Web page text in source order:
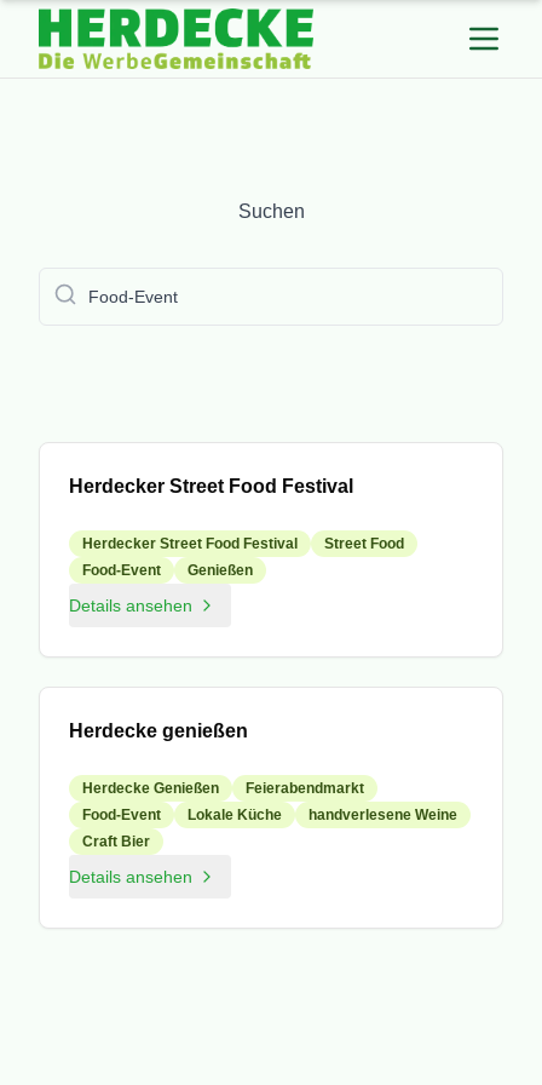
Suchen
Herdecker Street Food Festival
Herdecker Street Food Festival
Street Food
Food-Event
Genießen
Details ansehen
Herdecke genießen
Herdecke Genießen
Feierabendmarkt
Food-Event
Lokale Küche
handverlesene Weine
Craft Bier
Details ansehen